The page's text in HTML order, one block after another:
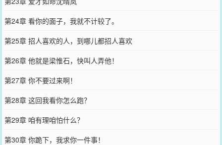
第24章 看你的面子，我就不计较了。
第25章 招人喜欢的人，到哪儿都招人喜欢
第26章 他就是梁惟石，快叫人弄他！
第27章 你不要过来啊！
第28章 这回我看你怎么跑？
第29章 咱有理咱怕什么？
第30章 你跪下，我求你一件事！